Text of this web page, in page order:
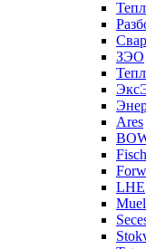
ЗЭО
Ares
LHE